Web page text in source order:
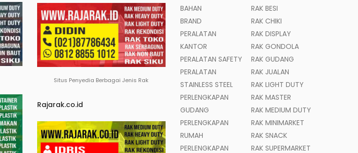
Situs Penyedia Berbagai Jenis Rak
Rajarak.co.id
BAHAN
BRAND
PERALATAN
KANTOR
PERALATAN SAFETY
PERALATAN
STAINLESS STEEL
PERLENGKAPAN
GUDANG
PERLENGKAPAN
RUMAH
PERLENGKAPAN
RAK BESI
RAK CHIKI
RAK DISPLAY
RAK GONDOLA
RAK GUDANG
RAK JUALAN
RAK LIGHT DUTY
RAK MASTER
RAK MEDIUM DUTY
RAK MINIMARKET
RAK SNACK
RAK SUPERMARKET